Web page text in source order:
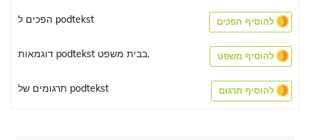
הפכים ל podtekst להוסיף הפכים
דוגמאות podtekst בבית משפט. להוסיף משפט
תרגומים של podtekst להוסיף תרגום